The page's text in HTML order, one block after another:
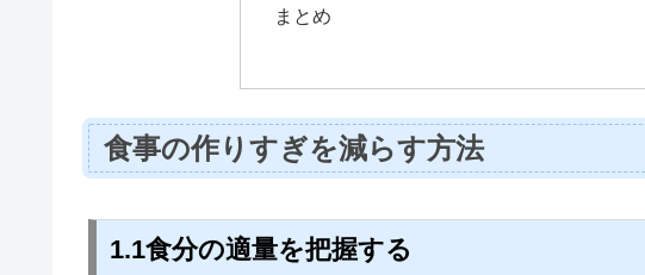
まとめ
食事の作りすぎを減らす方法
1.1食分の適量を把握する